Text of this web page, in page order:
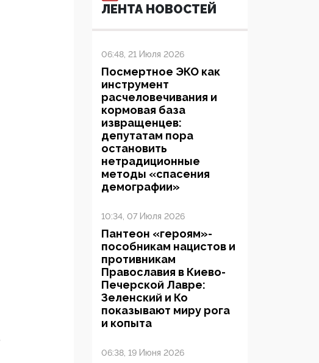
ЛЕНТА НОВОСТЕЙ
06:48, 21 Июля 2026
Посмертное ЭКО как
инструмент
расчеловечивания и
кормовая база
извращенцев:
депутатам пора
остановить
нетрадиционные
методы «спасения
демографии»
10:34, 07 Июля 2026
Пантеон «героям»-
пособникам нацистов и
противникам
Православия в Киево-
Печерской Лавре:
Зеленский и Ко
показывают миру рога
и копыта
06:38, 19 Июня 2026